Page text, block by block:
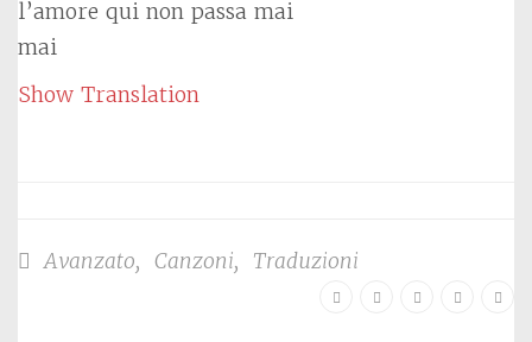
l’amore qui non passa mai
mai
Show Translation
Avanzato, Canzoni, Traduzioni